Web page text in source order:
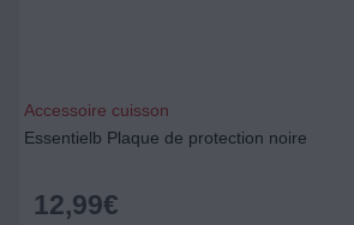
Accessoire cuisson
Essentielb Plaque de protection noire
12,99€